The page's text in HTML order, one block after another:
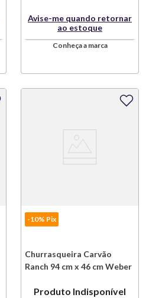
Avise-me quando retornar
ao estoque
Conheça a marca
-10% Pix
Churrasqueira Carvão
Ranch 94 cm x 46 cm Weber
Produto Indisponível